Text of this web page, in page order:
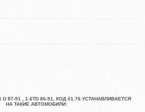
D 87-91 , 1.6TD 86-91, КОД 01.76 УСТАНАВЛИВАЕТСЯ
НА ТАКИЕ АВТОМОБИЛИ: